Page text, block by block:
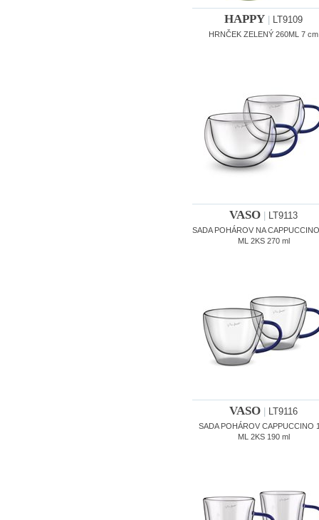
HAPPY LT9109
HRNČEK ZELENÝ 260ML 7 cm
VASO LT9113
SADA POHÁROV NA
ML 2KS 270 ml
VASO LT9116
SADA POHÁROV CAPPUCCINO
ML 2KS 190 ml